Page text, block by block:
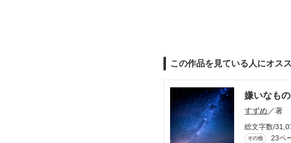
この作品を見ている人にオス
嫌いなも
すずめ ／著
総文字数/
その他 23ペ